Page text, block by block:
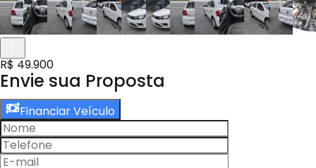
R$ 49.900
Envie sua Proposta
Financiar Veículo